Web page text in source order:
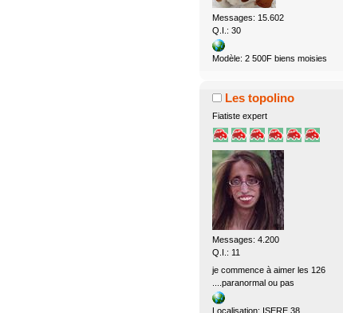
Messages: 15.602
Q.I.: 30
Modèle: 2 500F biens moisies
Les topolino
Fiatiste expert
Messages: 4.200
Q.I.: 11
je commence à aimer les 126
....paranormal ou pas
Localisation: ISERE 38